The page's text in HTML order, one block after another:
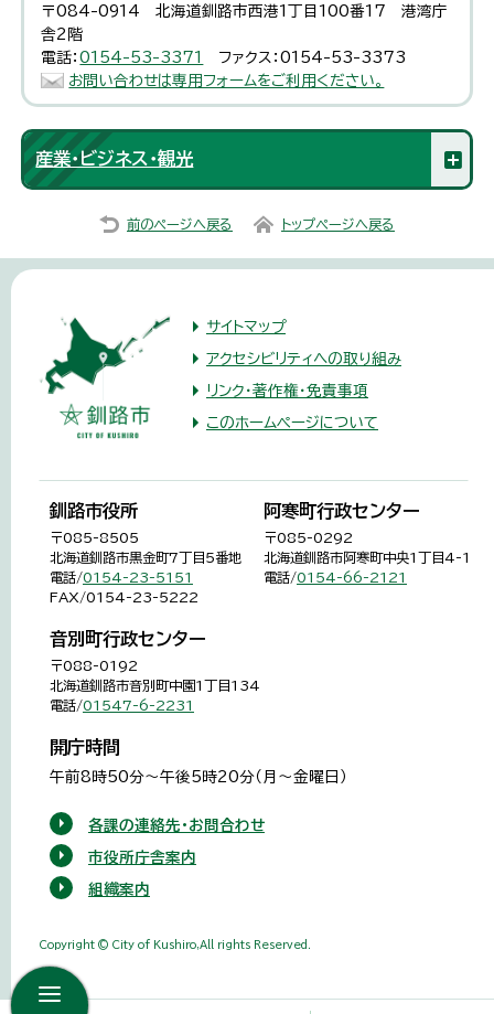
〒084-0914 北海道釧路市西港1丁目100番17 港湾庁
舎2階
電話：0154-53-3371
ファクス：0154-53-3373
お問い合わせは専用フォームをご利用ください。
産業・ビジネス・観光
前のページへ戻る トップページへ戻る
サイトマップ
アクセシビリティへの取り組み
リンク・著作権・免責事項
このホームページについて
釧路市役所
〒085-8505
北海道釧路市黒金町7丁目5番地
電話/0154-23-5151
FAX/0154-23-5222
阿寒町行政センター
〒085-0292
北海道釧路市阿寒町中央1丁目4-1
電話/0154-66-2121
音別町行政センター
〒088-0192
北海道釧路市音別町中園1丁目134
電話/01547-6-2231
開庁時間
午前8時50分～午後5時20分（月～金曜日）
各課の連絡先・お問合わせ
市役所庁舎案内
組織案内
Copyright © City of Kushiro,All rights Reserved.